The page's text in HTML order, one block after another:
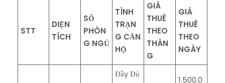
STT
DIỆN
TÍCH
SỐ
PHÒN
G NGỦ
TÌNH
TRẠN
G CĂN
HỘ
GIÁ
THUÊ
THEO
THÁN
G
GIÁ
THUÊ
THEO
NGÀY
Đầy Đủ
1.500.0